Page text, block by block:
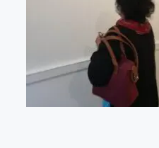
Política de cookies
Bruit de gommettes Paris